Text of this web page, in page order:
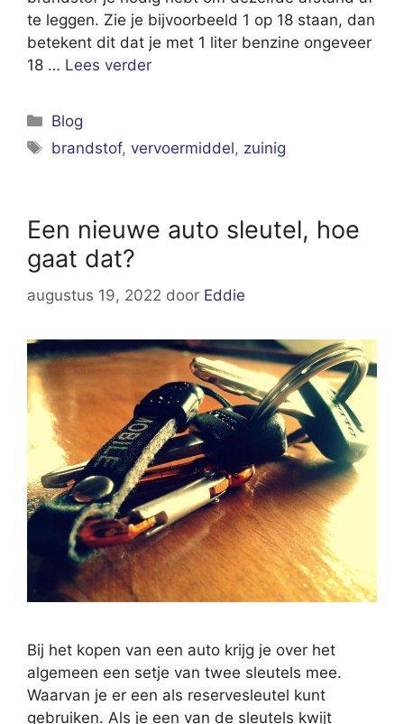
te leggen. Zie je bijvoorbeeld 1 op 18 staan, dan
betekent dit dat je met 1 liter benzine ongeveer
18 … Lees verder
Categorieën
Blog
Tags
brandstof,vervoermiddel, zuinig
Een nieuwe auto sleutel, hoe
gaat dat?
augustus 19, 2022 door Eddie
Bij het kopen van een auto krijg je over het
algemeen een setje van twee sleutels mee.
Waarvan je er een als reservesleutel kunt
gebruiken. Als je een van de sleutels kwijt